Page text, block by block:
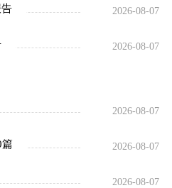
告 2026-08-07
2026-08-07
2026-08-07
2026-08-07
2026-08-07